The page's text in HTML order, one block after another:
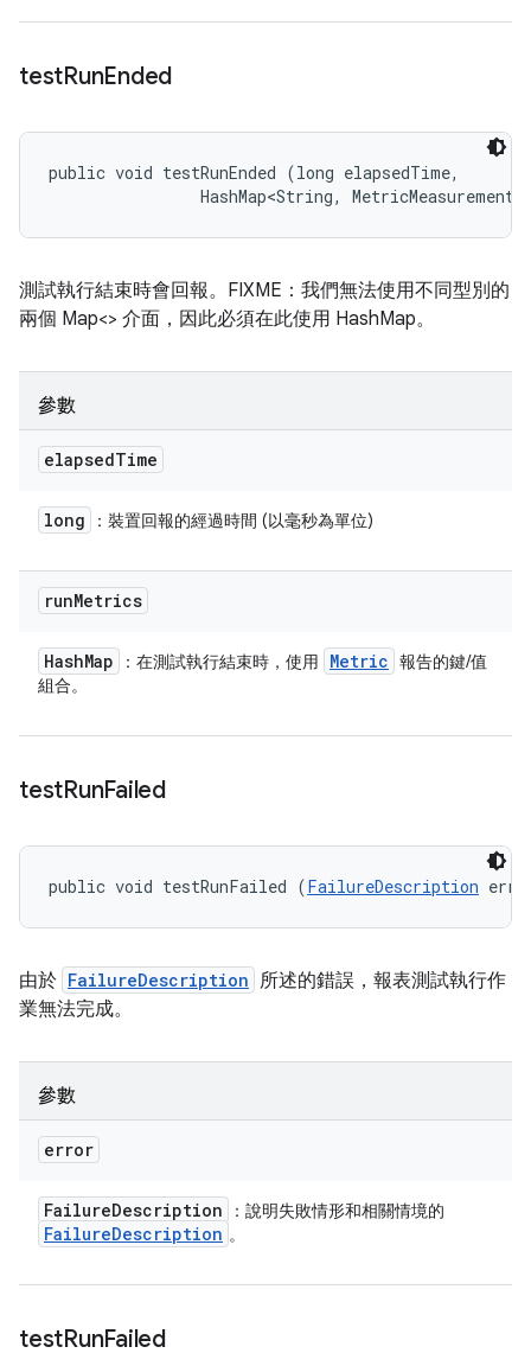
testRunEnded
public void testRunEnded (long elapsedTime,
HashMap<String,
測試執行結束時會回報。FIXME：我們無法使用不同型別的
兩個 Map<> 介面，因此必須在此使用 HashMap。
參數
elapsedTime
long ：裝置回報的經過時間 (以毫秒為單位)
runMetrics
HashMap ：在測試執行結束時，使用 Metric 報告的鍵/值
組合。
testRunFailed
public void testRunFailed (FailureDescription
由於 FailureDescription 所述的錯誤，報表測試執行作
業無法完成。
參數
error
FailureDescription ：說明失敗情形和相關情境的
FailureDescription 。
testRunFailed